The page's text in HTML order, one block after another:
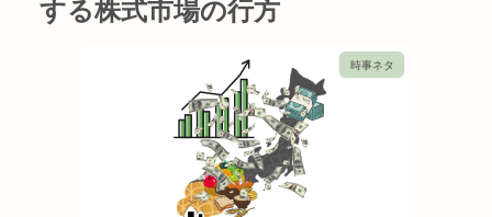
する株式市場の行方
時事ネタ